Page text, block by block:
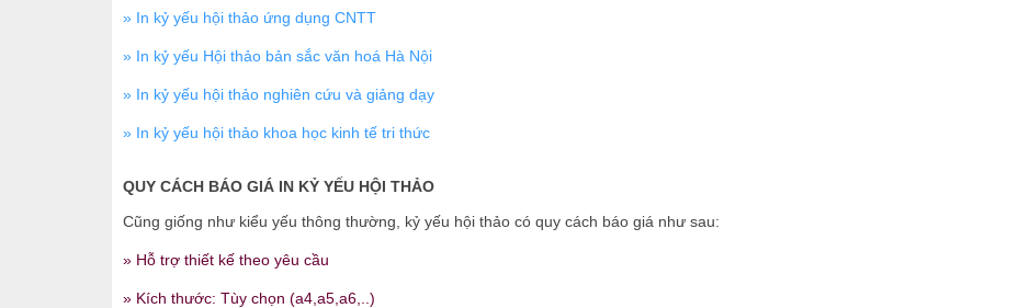
» In kỷ yếu hội thảo ứng dụng CNTT
» In kỷ yếu Hội thảo bản sắc văn hoá Hà Nội
» In kỷ yếu hội thảo nghiên cứu và giảng dạy
» In kỷ yếu hội thảo khoa học kinh tế tri thức
QUY CÁCH BÁO GIÁ IN KỶ YẾU HỘI THẢO
Cũng giống như kiểu yếu thông thường, kỷ yếu hội thảo có quy cách báo giá như sau:
» Hỗ trợ thiết kế theo yêu cầu
» Kích thước: Tùy chọn (a4,a5,a6,..)